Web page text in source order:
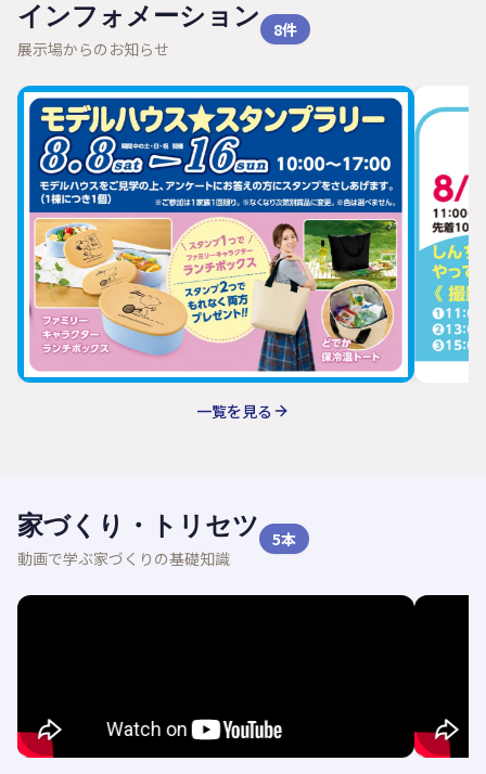
インフォメーション
展示場からのお知らせ
8件
一覧を見る
家づくり・トリセツ
動画で学ぶ家づくりの基礎知識
5本